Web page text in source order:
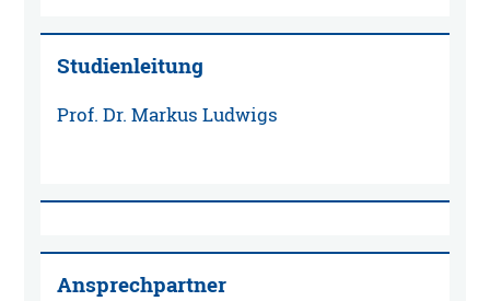
Studienleitung
Prof. Dr. Markus Ludwigs
Ansprechpartner